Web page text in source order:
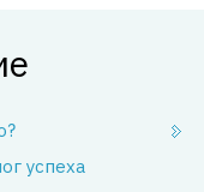
успеха